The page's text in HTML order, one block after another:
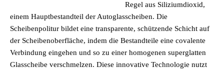
Regel aus Siliziumdioxid,
einem Hauptbestandteil der Autoglasscheiben. Die
Scheibenpolitur bildet eine transparente, schützende Schicht auf
der Scheibenoberfläche, indem die Bestandteile eine covalente
Verbindung eingehen und so zu einer homogenen superglatten
Glasscheibe verschmelzen. Diese innovative Technologie nutzt